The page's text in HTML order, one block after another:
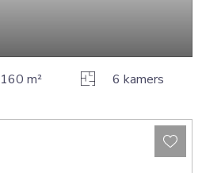
160 m² 6 kamers